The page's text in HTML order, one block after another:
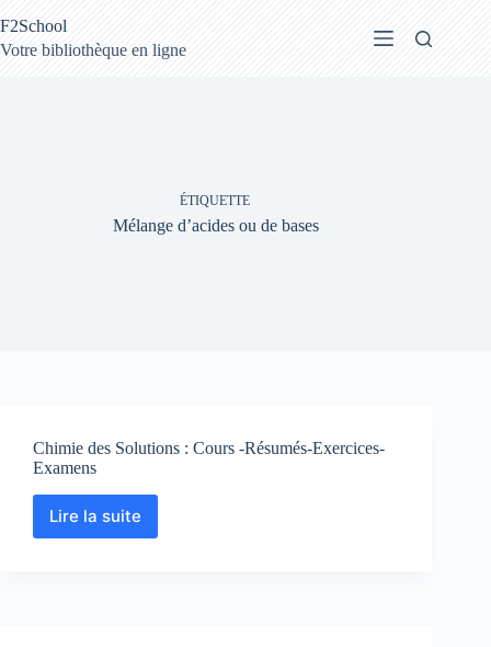
au
contenu
F2School
Votre bibliothèque en ligne
ÉTIQUETTE
Mélange d’acides ou de bases
Chimie des Solutions : Cours -Résumés-Exercices-
Examens
Lire la suite
Chimie